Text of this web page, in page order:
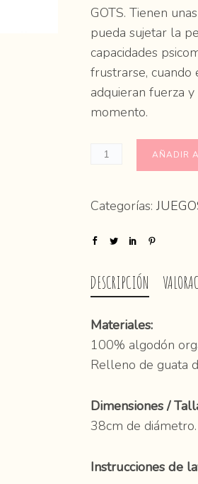
GOTS. Tienen
pueda sujetar la
capacidades
frustrarse, cuando
adquieran fuerza
momento.
AÑADIR
Categorías:
DESCRIPCIÓN
Materiales:
100% algodón
Relleno de guata
Dimensiones /
38cm de diámetro.
Instrucciones de